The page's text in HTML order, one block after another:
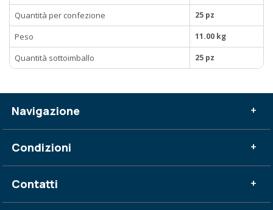
Quantità per confezione 25 pz
Peso 11.00 kg
Quantità sottoimballo 25 pz
Navigazione +
Condizioni +
Contatti +